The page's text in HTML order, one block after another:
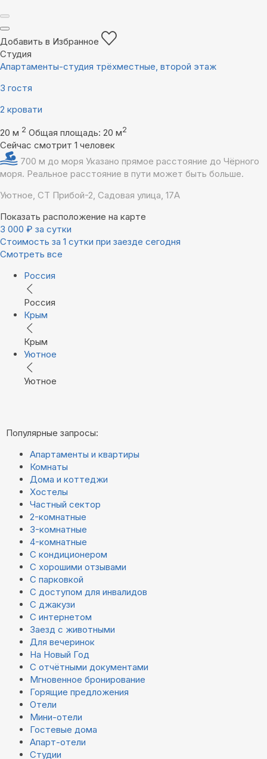
Добавить в Избранное
Студия
Апартаменты-студия трёхместные, второй этаж
3 гостя
2 кровати
20 м 2 Общая площадь: 20 м2
Сейчас смотрит 1 человек
700 м до моря Указано прямое расстояние до Чёрного
моря. Реальное расстояние в пути может быть больше.
Уютное, СТ Прибой-2, Садовая улица, 17А
Показать расположение на карте
3 000 ₽ за сутки
Стоимость за 1 сутки при заезде сегодня
Смотреть все
Россия
Россия
Крым
Крым
Уютное
Уютное
Популярные запросы:
Апартаменты и квартиры
Комнаты
Дома и коттеджи
Хостелы
Частный сектор
2-комнатные
3-комнатные
4-комнатные
С кондиционером
С хорошими отзывами
С парковкой
С доступом для инвалидов
С джакузи
С интернетом
Заезд с животными
Для вечеринок
На Новый Год
С отчётными документами
Мгновенное бронирование
Горящие предложения
Отели
Мини-отели
Гостевые дома
Апарт-отели
Студии